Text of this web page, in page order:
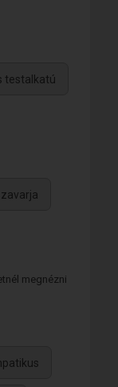
testalkatú
megnézni